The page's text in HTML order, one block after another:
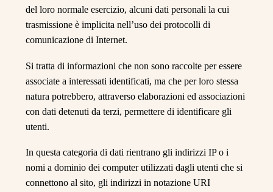
del loro normale esercizio, alcuni dati personali la cui
trasmissione è implicita nell’uso dei protocolli di
comunicazione di Internet.
Si tratta di informazioni che non sono raccolte per essere
associate a interessati identificati, ma che per loro stessa
natura potrebbero, attraverso elaborazioni ed associazioni
con dati detenuti da terzi, permettere di identificare gli
utenti.
In questa categoria di dati rientrano gli indirizzi IP o i
nomi a dominio dei computer utilizzati dagli utenti che si
connettono al sito, gli indirizzi in notazione URI